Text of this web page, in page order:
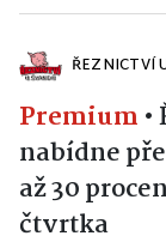
ŘEZNICTVÍ
Premium •
nabídne
až 30
čtvrtka